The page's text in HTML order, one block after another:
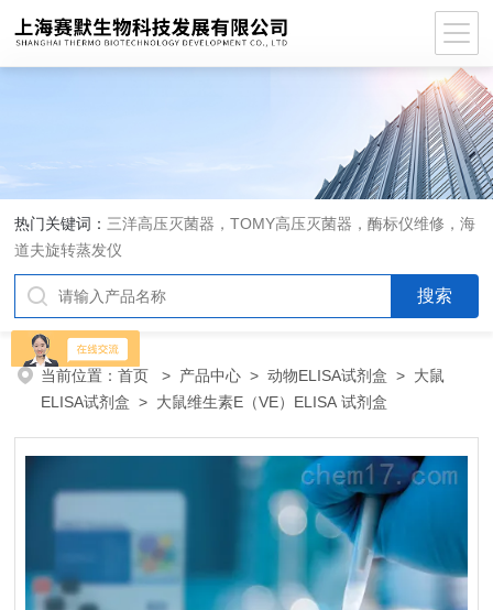
热门关键词： 三洋高压灭菌器，TOMY高压灭菌器，酶标仪维修，海
道夫旋转蒸发仪
当前位置：首页 > 产品中心 >动物ELISA试剂盒 > 大鼠
ELISA试剂盒 > 大鼠维生素E（VE）ELISA 试剂盒